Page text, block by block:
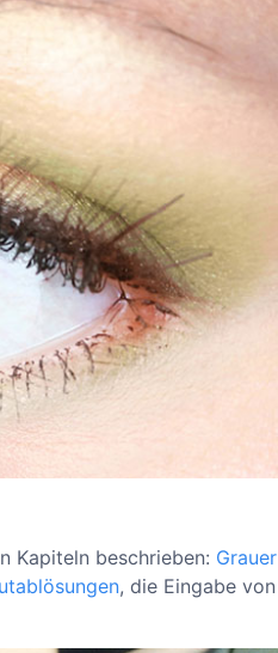
Kapiteln beschrieben: Grauer
, die Eingabe von